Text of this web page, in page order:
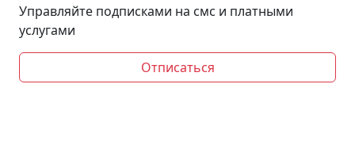
Управляйте подписками на смс и платными
услугами
Отписаться